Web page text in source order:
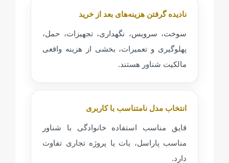
نادیده گرفتن هزینه‌های بعد از خرید
سوخت، سرویس، نگهداری، تجهیزات، حمل،
پهلوگیری و تعمیرات، بخشی از هزینه واقعی
مالکیت شناور هستند.
انتخاب مدل نامتناسب با کاربری
قایق مناسب استفاده خانوادگی با شناور
مناسب پاراسل، یات یا پروژه تجاری تفاوت
دارد.